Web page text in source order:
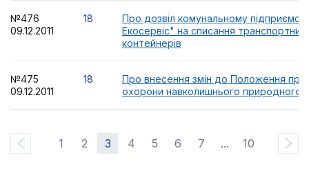
№476
09.12.2011
18
Про дозвіл комунальному
Екосервіс" на списання транспортних
контейнерів
№475
09.12.2011
18
Про внесення змін до Положення про
охорони навколишнього природного
1 2 3 4 5 6 7 ... 10